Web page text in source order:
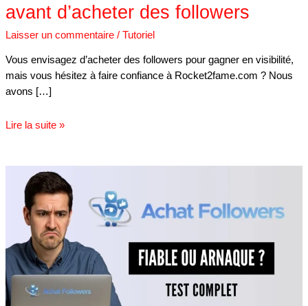
avant d’acheter des followers
Laisser un commentaire / Tutoriel
Vous envisagez d’acheter des followers pour gagner en visibilité,
mais vous hésitez à faire confiance à Rocket2fame.com ? Nous
avons […]
Lire la suite »
Achat-
followers.com
lire
avant
d’acheter
des